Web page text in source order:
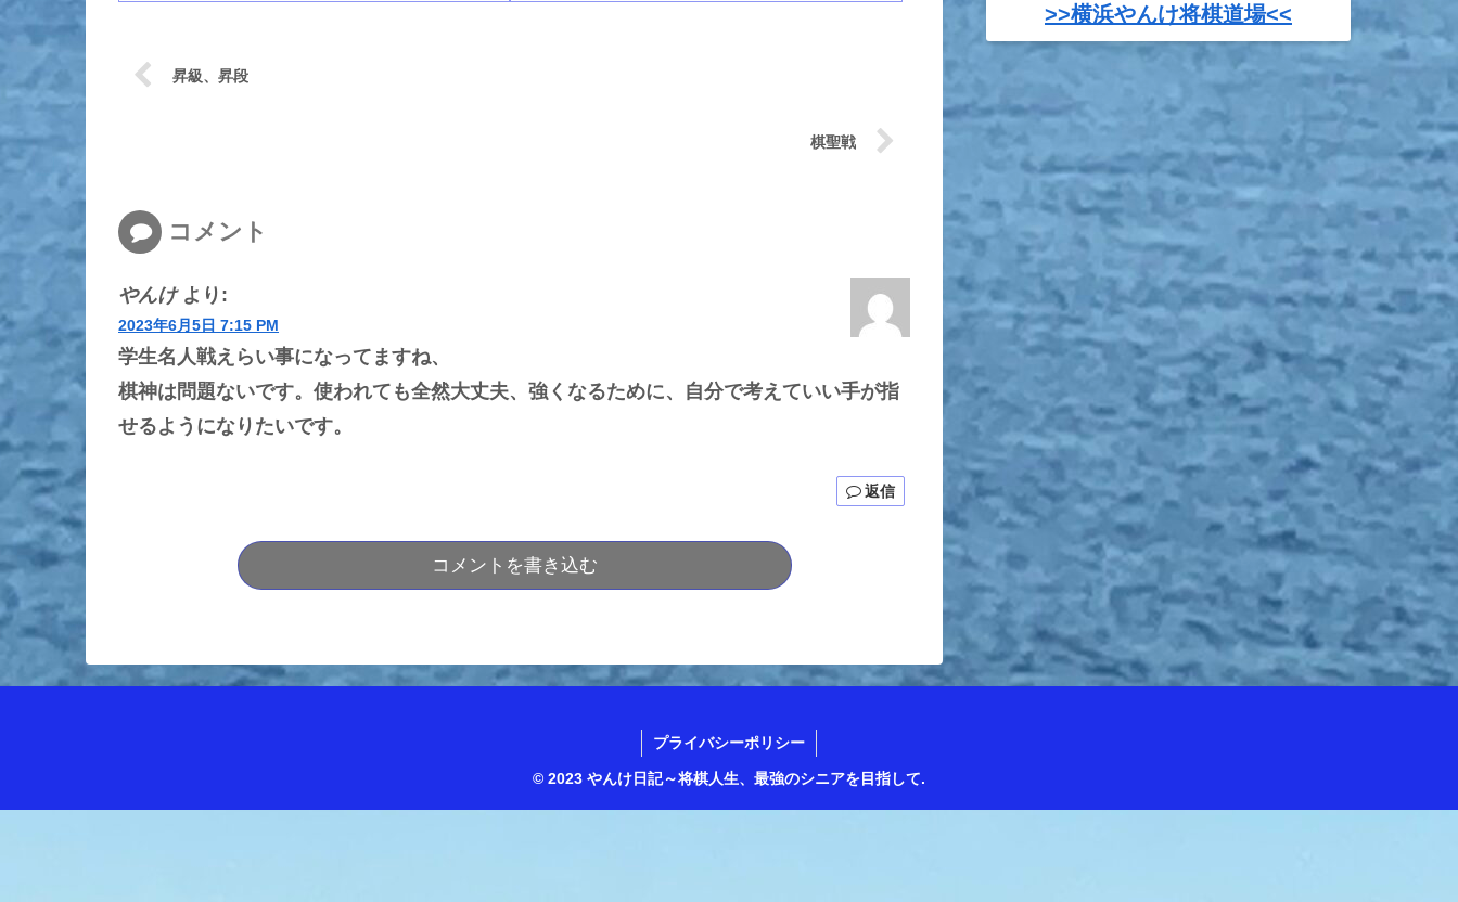
昇級、昇段
棋聖戦
コメント
やんけ より:
2023年6月5日 7:15 PM
学生名人戦えらい事になってますね、
棋神は問題ないです。使われても全然大丈夫、強くなるために、自分で考えていい手が指
せるようになりたいです。
返信
コメントを書き込む
>>横浜やんけ将棋道場<<
プライバシーポリシー
© 2023 やんけ日記～将棋人生、最強のシニアを目指して.